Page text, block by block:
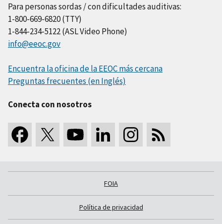
Para personas sordas / con dificultades auditivas:
1-800-669-6820 (TTY)
1-844-234-5122 (ASL Video Phone)
info@eeoc.gov
Encuentra la oficina de la EEOC más cercana
Preguntas frecuentes (en Inglés)
Conecta con nosotros
FOIA
Política de privacidad